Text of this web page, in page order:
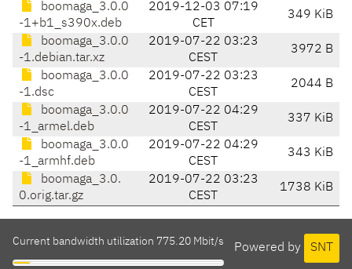
boomaga_3.0.0
-1+b1_s390x.deb
2019-12-03 07:19
CET
349 KiB
boomaga_3.0.0
-1.debian.tar.xz
2019-07-22 03:23
CEST
3972 B
boomaga_3.0.0
-1.dsc
2019-07-22 03:23
CEST
2044 B
boomaga_3.0.0
-1_armel.deb
2019-07-22 04:29
CEST
337 KiB
boomaga_3.0.0
-1_armhf.deb
2019-07-22 04:29
CEST
343 KiB
boomaga_3.0.
0.orig.tar.gz
2019-07-22 03:23
CEST
1738 KiB
Powered by SNT
Current bandwidth utilization 775.20 Mbit/s